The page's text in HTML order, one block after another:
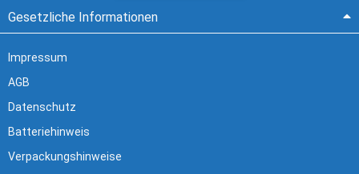
Gesetzliche Informationen
Impressum
AGB
Datenschutz
Batteriehinweis
Verpackungshinweise